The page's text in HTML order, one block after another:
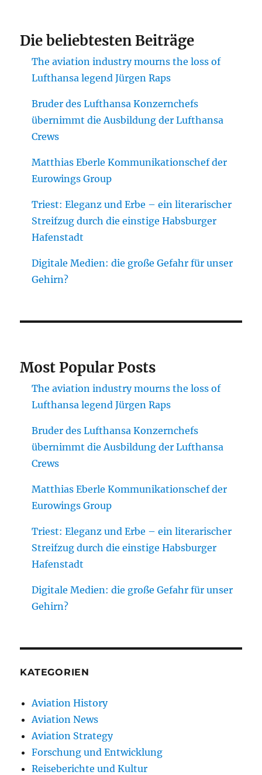
Die beliebtesten Beiträge
The aviation industry mourns the loss of
Lufthansa legend Jürgen Raps
Bruder des Lufthansa Konzernchefs
übernimmt die Ausbildung der Lufthansa
Crews
Matthias Eberle Kommunikationschef der
Eurowings Group
Triest: Eleganz und Erbe – ein literarischer
Streifzug durch die einstige Habsburger
Hafenstadt
Digitale Medien: die große Gefahr für unser
Gehirn?
Most Popular Posts
The aviation industry mourns the loss of
Lufthansa legend Jürgen Raps
Bruder des Lufthansa Konzernchefs
übernimmt die Ausbildung der Lufthansa
Crews
Matthias Eberle Kommunikationschef der
Eurowings Group
Triest: Eleganz und Erbe – ein literarischer
Streifzug durch die einstige Habsburger
Hafenstadt
Digitale Medien: die große Gefahr für unser
Gehirn?
KATEGORIEN
Aviation History
Aviation News
Aviation Strategy
Forschung und Entwicklung
Reiseberichte und Kultur